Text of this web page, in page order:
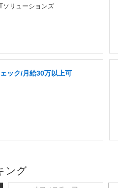
ソリューションズ
ック/月給30万以上可
ング